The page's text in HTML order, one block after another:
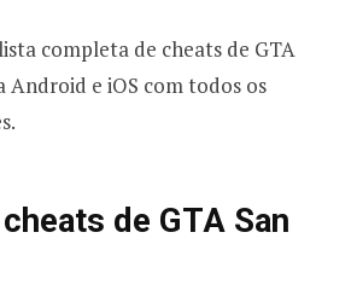
completa de cheats de GTA
Android e iOS com todos os
de GTA San